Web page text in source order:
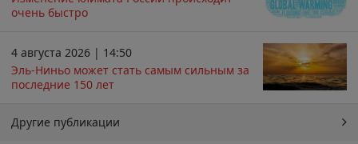
очень быстро
4 августа 2026 | 14:50
Эль-Ниньо может стать самым сильным за
последние 150 лет
Другие публикации